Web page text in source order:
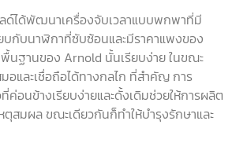
ด์ได้พัฒนาเครื่องจับเวลาแบบพกพาที่มี
บกับนาฬิกาที่ซับซ้อนและมีราคาแพงของ
นฐานของ Arnold นั้นเรียบง่าย ในขณะ
อและเชื่อถือได้ทางกลไก ที่สำคัญ การ
ค่อนข้างเรียบง่ายและดั้งเดิมช่วยให้การผลิต
สมผล ขณะเดียวกันก็ทำให้บำรุงรักษาและ